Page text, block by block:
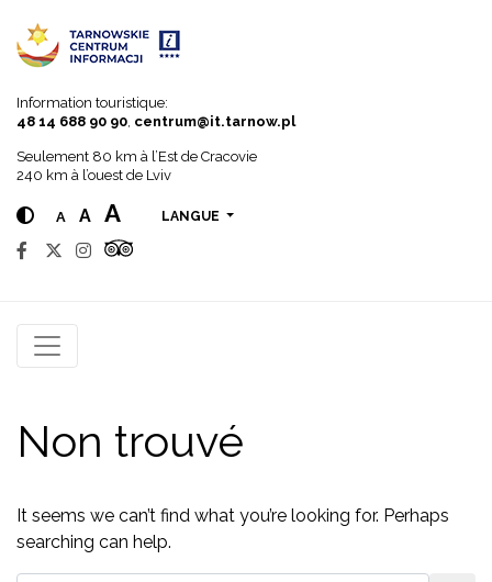
Information touristique:
48 14 688 90 90 centrum@it.tarnow.pl
Seulement 80 km à l’Est de Cracovie
240 km à l’ouest de Lviv
A A A LANGUE
Non trouvé
It seems we can’t find what you’re looking for. Perhaps
searching can help.